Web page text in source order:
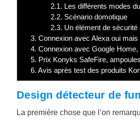
2.1. Les différents modes
2.2. Scénario domotique
2.3. Un élément de sécurité
3. Connexion avec Alexa oui mais
4. Connexion avec Google
5. Prix Konyks SafeFire,
6. Avis après test des produits
Design détecteur de
La première chose que l’on